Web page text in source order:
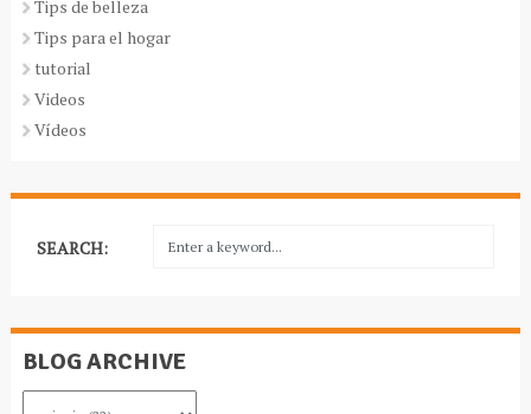
Tips de belleza
Tips para el hogar
tutorial
Videos
Vídeos
SEARCH:
BLOG ARCHIVE